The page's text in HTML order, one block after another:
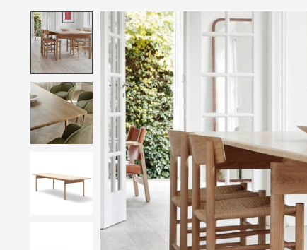
Product image slideshow Items